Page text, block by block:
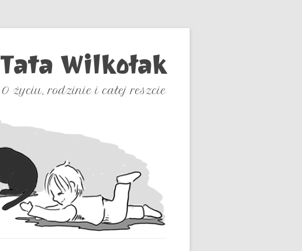
Tata Wilkołak
O życiu, rodzinie i całej reszcie